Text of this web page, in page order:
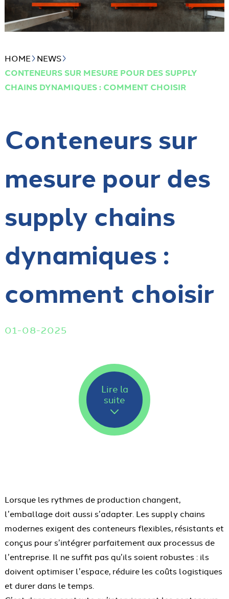
HOME NEWS
CONTENEURS SUR MESURE POUR DES SUPPLY
CHAINS DYNAMIQUES : COMMENT CHOISIR
Conteneurs sur
mesure pour des
supply chains
dynamiques :
comment choisir
01-08-2025
Lire la
suite
Lorsque les rythmes de production changent,
l’emballage doit aussi s’adapter. Les supply chains
modernes exigent des conteneurs flexibles, résistants et
conçus pour s’intégrer parfaitement aux processus de
l’entreprise. Il ne suffit pas qu’ils soient robustes : ils
doivent optimiser l’espace, réduire les coûts logistiques
et durer dans le temps.